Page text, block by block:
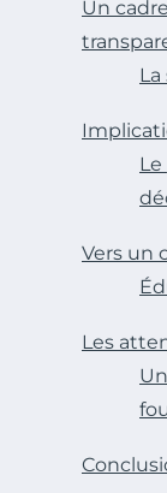
Un
Vers un
Les